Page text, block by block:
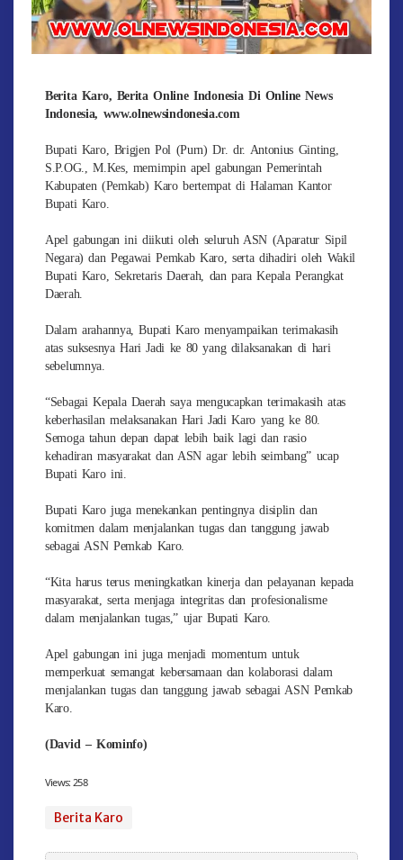
Berita Karo, Berita Online Indonesia Di Online News
Indonesia, www.olnewsindonesia.com
Bupati Karo, Brigjen Pol (Purn) Dr. dr. Antonius Ginting,
S.P.OG., M.Kes, memimpin apel gabungan Pemerintah
Kabupaten (Pemkab) Karo bertempat di Halaman Kantor
Bupati Karo.
Apel gabungan ini diikuti oleh seluruh ASN (Aparatur Sipil
Negara) dan Pegawai Pemkab Karo, serta dihadiri oleh Wakil
Bupati Karo, Sekretaris Daerah, dan para Kepala Perangkat
Daerah.
Dalam arahannya, Bupati Karo menyampaikan terimakasih
atas suksesnya Hari Jadi ke 80 yang dilaksanakan di hari
sebelumnya.
“Sebagai Kepala Daerah saya mengucapkan terimakasih atas
keberhasilan melaksanakan Hari Jadi Karo yang ke 80.
Semoga tahun depan dapat lebih baik lagi dan rasio
kehadiran masyarakat dan ASN agar lebih seimbang” ucap
Bupati Karo ini.
Bupati Karo juga menekankan pentingnya disiplin dan
komitmen dalam menjalankan tugas dan tanggung jawab
sebagai ASN Pemkab Karo.
“Kita harus terus meningkatkan kinerja dan pelayanan kepada
masyarakat, serta menjaga integritas dan profesionalisme
dalam menjalankan tugas,” ujar Bupati Karo.
Apel gabungan ini juga menjadi momentum untuk
memperkuat semangat kebersamaan dan kolaborasi dalam
menjalankan tugas dan tanggung jawab sebagai ASN Pemkab
Karo.
(David – Kominfo)
Views: 258
Berita Karo